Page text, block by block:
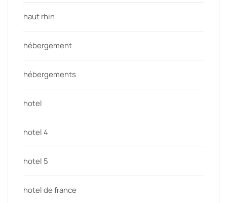
haut rhin
hébergement
hébergements
hotel
hotel 4
hotel 5
hotel de france